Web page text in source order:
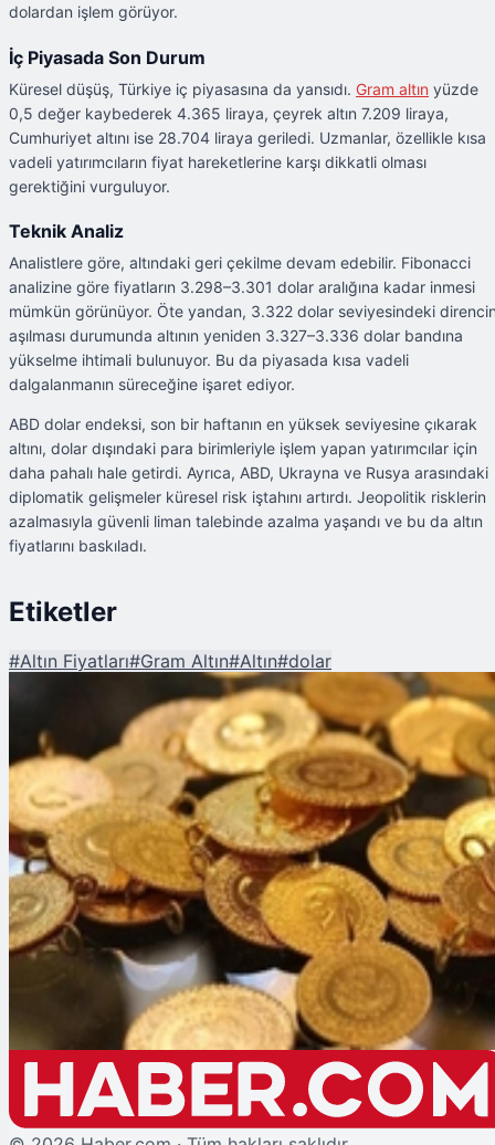
dolardan işlem görüyor.
İç Piyasada Son Durum
Küresel düşüş, Türkiye iç piyasasına da yansıdı. Gram altın yüzde
0,5 değer kaybederek 4.365 liraya, çeyrek altın 7.209 liraya,
Cumhuriyet altını ise 28.704 liraya geriledi. Uzmanlar, özellikle kısa
vadeli yatırımcıların fiyat hareketlerine karşı dikkatli olması
gerektiğini vurguluyor.
Teknik Analiz
Analistlere göre, altındaki geri çekilme devam edebilir. Fibonacci
analizine göre fiyatların 3.298–3.301 dolar aralığına kadar inmesi
mümkün görünüyor. Öte yandan, 3.322 dolar seviyesindeki
aşılması durumunda altının yeniden 3.327–3.336 dolar bandına
yükselme ihtimali bulunuyor. Bu da piyasada kısa vadeli
dalgalanmanın süreceğine işaret ediyor.
ABD dolar endeksi, son bir haftanın en yüksek seviyesine çıkarak
altını, dolar dışındaki para birimleriyle işlem yapan yatırımcılar için
daha pahalı hale getirdi. Ayrıca, ABD, Ukrayna ve Rusya arasındaki
diplomatik gelişmeler küresel risk iştahını artırdı. Jeopolitik risklerin
azalmasıyla güvenli liman talebinde azalma yaşandı ve bu da altın
fiyatlarını baskıladı.
Etiketler
#Altın Fiyatları#Gram Altın#Altın#dolar
Şu An Okunan
Dolar Güçlenirken Altında Düşüş Gözlendi
Piyasalar